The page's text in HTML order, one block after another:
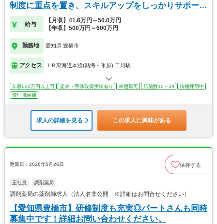
制度に重点を置き、スキルアップをしっかりサポー
ト！
給与
【月収】41.6万円～50.0万円
【年収】500万円～600万円
勤務地 愛知県 豊橋市
アクセス ＪＲ東海道本線(熱海－米原) 二川駅
年収600万円以上可 産休・育休取得実績有り 車通勤可 店舗数10～29
積極採用中
管理職候補
求人の詳細を見る この求人に興味がある
更新日：2026年5月26日 保存する
正社員 調剤薬局
調剤薬局の薬剤師求人（法人名非公開 ※詳細はお問合せください）
【愛知県豊橋市】研修制度も充実◎パートさんも同時
募集中です！詳細お問い合わせください。